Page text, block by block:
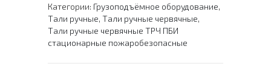
Категории: Грузоподъёмное оборудование,
Тали ручные, Тали ручные червячные,
Тали ручные червячные ТРЧ ПБИ
стационарные пожаробезопасные